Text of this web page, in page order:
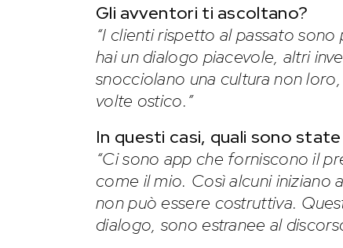
Gli avventori ti ascoltano?
“I clienti rispetto al passato
hai un dialogo piacevole, altri
snocciolano una cultura non
volte ostico.”
In questi casi, quali sono
“Ci sono app che forniscono il
come il mio. Così alcuni iniziano
non può essere costruttiva.
dialogo, sono estranee al